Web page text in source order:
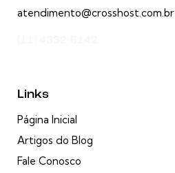
atendimento@crosshost.com.br
Links
Página Inicial
Artigos do Blog
Fale Conosco